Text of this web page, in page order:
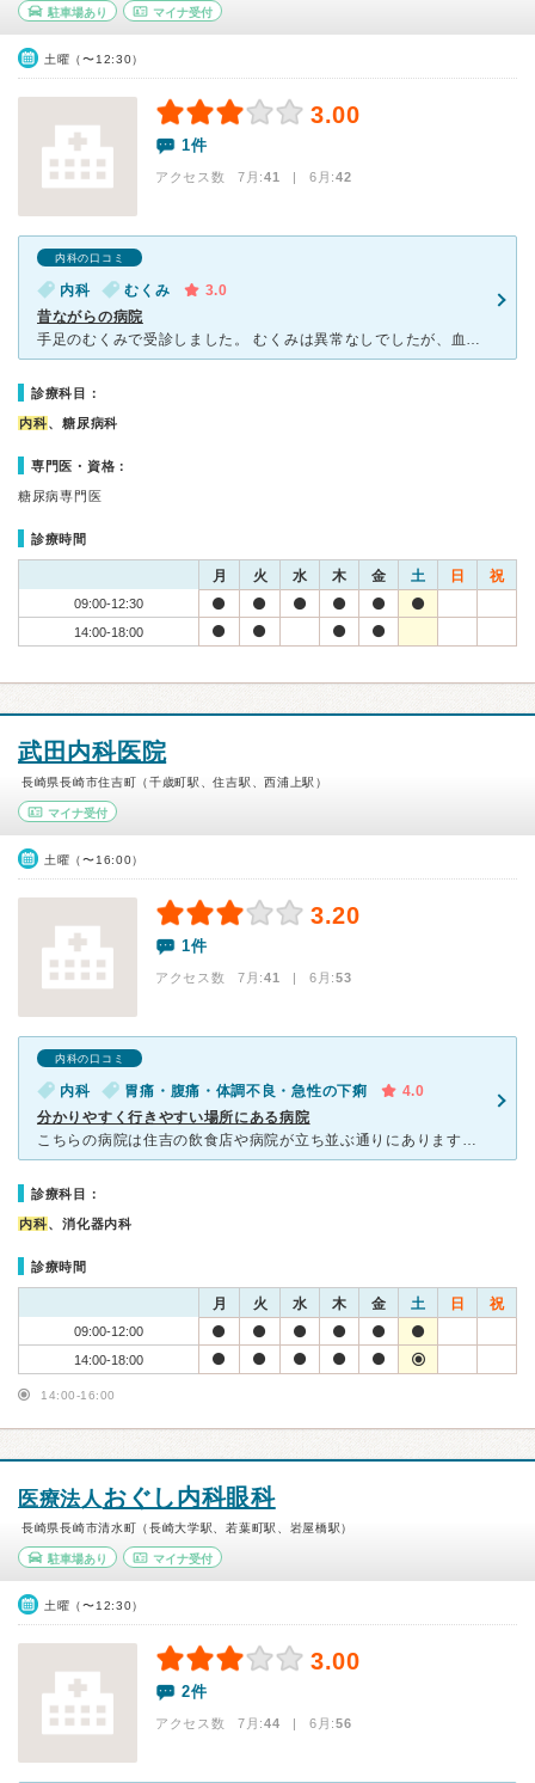
駐車場あり マイナ受付
土曜（〜12:30）
3.00
1件
アクセス数 7月:41 | 6月:42
内科の口コミ
内科 むくみ
3.0
昔ながらの病院
手足のむくみで受診しました。 むくみは異常なしでしたが、血液検査で 経過観察が必要だったのでしばらく通院しました。 土曜日のみ男の先生でした。 物腰柔らかくてよく話をきいてくれます。 最新の
診療科目：
内科、糖尿病科
専門医・資格：
糖尿病専門医
診療時間
月 火 水 木 金 土 日 祝
09:00-12:30
14:00-18:00
武田内科医院
長崎県長崎市住吉町（千歳町駅、住吉駅、西浦上駅）
マイナ受付
土曜（〜16:00）
3.20
1件
アクセス数 7月:41 | 6月:53
内科の口コミ
内科 胃痛・腹痛・体調不良・急性の下痢
4.0
分かりやすく行きやすい場所にある病院
こちらの病院は住吉の飲食店や病院が立ち並ぶ通りにあります。 道路沿いですし、看板もあるので場所はとても分かりやすいです。薬局も、かなり近くにいくつもあるので便利です。 こちらの病院は胃が痛く下痢が
診療科目：
内科、消化器内科
診療時間
月 火 水 木 金 土 日 祝
09:00-12:00
14:00-18:00
14:00-16:00
医療法人おぐし内科眼科
長崎県長崎市清水町（長崎大学駅、若葉町駅、岩屋橋駅）
駐車場あり マイナ受付
土曜（〜12:30）
3.00
2件
アクセス数 7月:44 | 6月:56